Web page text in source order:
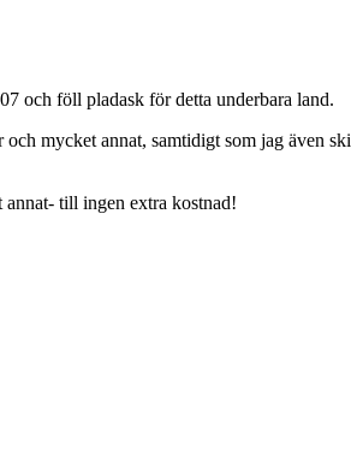
och föll pladask för detta underbara land.
mycket annat, samtidigt som jag även
till ingen extra kostnad!